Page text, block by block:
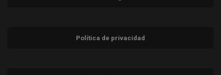
Política de privacidad